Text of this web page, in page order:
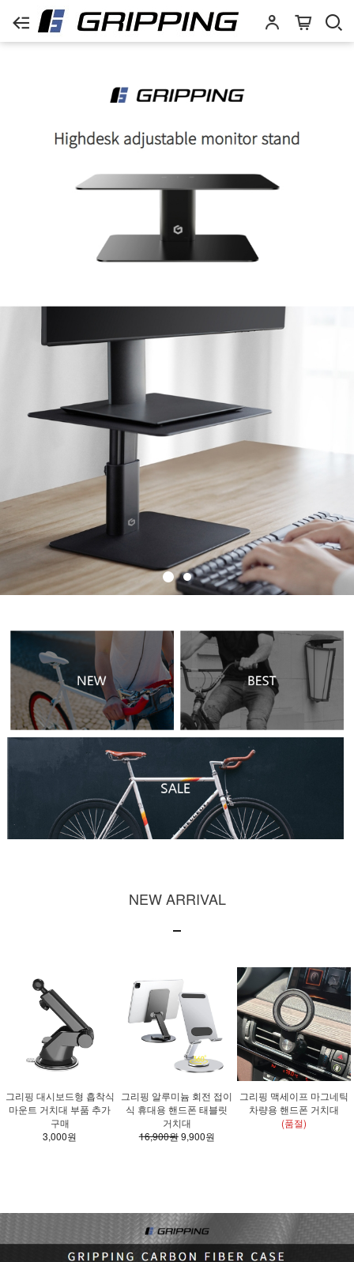
NEW ARRIVAL
그리핑 대시보드형 흡착식
마운트 거치대 부품 추가
구매
3,000원
그리핑 알루미늄 회전 접이
식 휴대용 핸드폰 태블릿
거치대
16,900원9,900원
그리핑 맥세이프 마그네틱
차량용 핸드폰 거치대
(품절)